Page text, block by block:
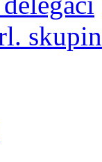
skupin